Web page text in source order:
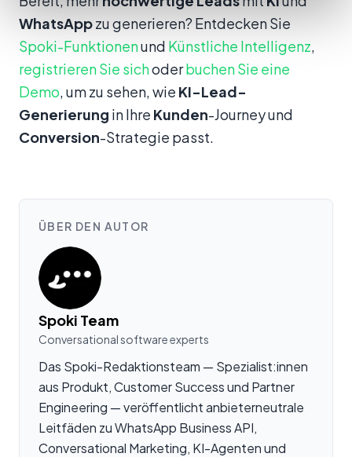
WhatsAppzu generieren? Entdecken Sie
Spoki-Funktionenund Künstliche Intelligenz,
registrieren Sie sichoderbuchen Sie eine
Demo, um zu sehen, wie KI-Lead-
Generierung in Ihre Kunden-Journey und
Conversion-Strategie passt.
ÜBER DEN AUTOR
Spoki Team
Conversational software experts
Das Spoki-Redaktionsteam — Spezialist:innen
aus Produkt, Customer Success und Partner
Engineering — veröffentlicht anbieterneutrale
Leitfäden zu WhatsApp Business API,
Conversational Marketing, KI-Agenten und